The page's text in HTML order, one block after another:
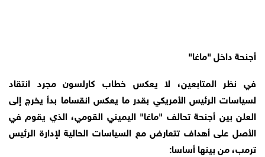
أجنحة داخل "ماغا"
في نظر المتابعين، لا يعكس خطاب كارلسون مجرد انتقاد
لسياسات الرئيس الأمريكي بقدر ما يعكس انقساما بدأ يخرج إلى
العلن بين أجنحة تحالف "ماغا" اليميني القومي، الذي يقوم في
الأصل على أهداف تتعارض مع السياسات الحالية لإدارة الرئيس
ترمب، من بينها أساسا: